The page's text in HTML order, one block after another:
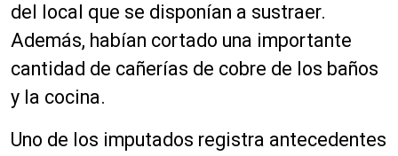
del local que se disponían a sustraer.
Además, habían cortado una importante
cantidad de cañerías de cobre de los baños
y la cocina.
Uno de los imputados registra antecedentes